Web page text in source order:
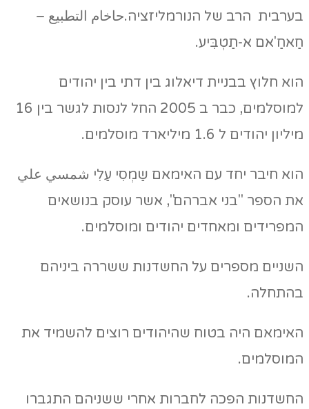
בערבית הרב של הנורמליזציה.حاخام التطبيع –
חַאחַ'אם א-תַטְבִּיע.
הוא חלוץ בבניית דיאלוג בין דתי בין יהודים
למוסלמים, כבר ב 2005 החל לנסות לגשר בין 16
מיליון יהודים ל 1.6 מיליארד מוסלמים.
הוא חיבר יחד עם האימאם שַמְסִי עַלִי شمسي علي
את הספר "בני אברהם", אשר עוסק בנושאים
המפרידים ומאחדים יהודים ומוסלמים.
השניים מספרים על החשדנות ששררה ביניהם
בהתחלה.
האימאם היה בטוח שהיהודים רוצים להשמיד את
המוסלמים.
החשדנות הפכה לחברות אחרי ששניהם התגברו